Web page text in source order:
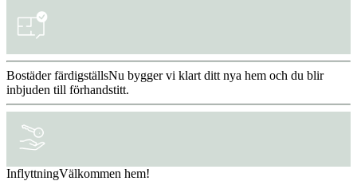
Bostäder färdigställsNu bygger vi klart ditt nya hem och du blir
inbjuden till förhandstitt.
InflyttningVälkommen hem!